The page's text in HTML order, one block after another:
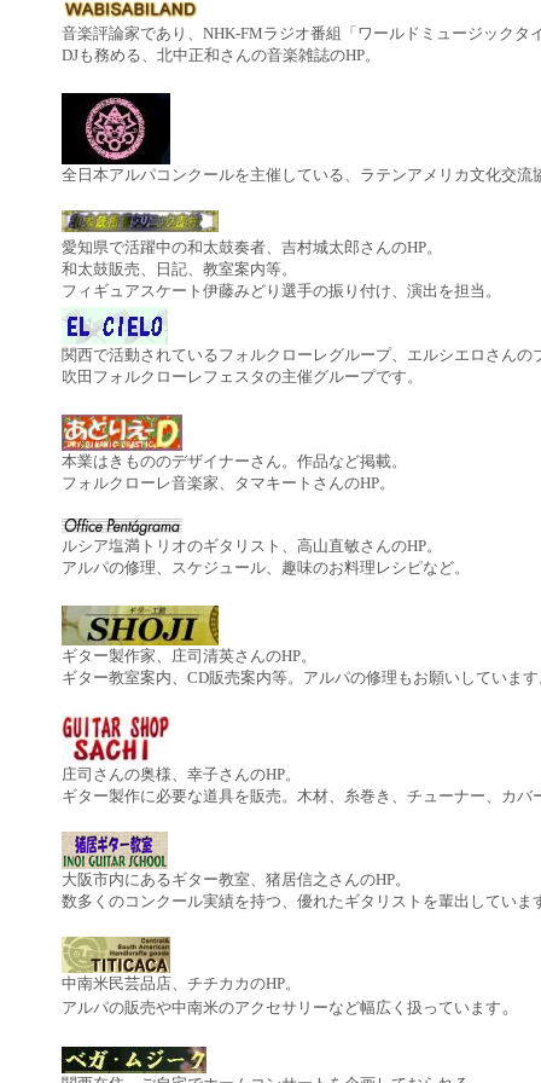
音楽評論家であり、NHK-FMラジオ番組「ワールドミュージックタ
DJも務める、北中正和さんの音楽雑誌のHP。
全日本アルパコンクールを主催している、ラテンアメリカ文化交流
愛知県で活躍中の和太鼓奏者、吉村城太郎さんのHP。
和太鼓販売、日記、教室案内等。
フィギュアスケート伊藤みどり選手の振り付け、演出を担当。
関西で活動されているフォルクローレグループ、エルシエロさんの
吹田フォルクローレフェスタの主催グループです。
本業はきもののデザイナーさん。作品など掲載。
フォルクローレ音楽家、タマキートさんのHP。
ルシア塩満トリオのギタリスト、高山直敏さんのHP。
アルパの修理、スケジュール、趣味のお料理レシピなど。
ギター製作家、庄司清英さんのHP。
ギター教室案内、CD販売案内等。アルパの修理もお願いしています
庄司さんの奥様、幸子さんのHP。
ギター製作に必要な道具を販売。木材、糸巻き、チューナー、カバ
大阪市内にあるギター教室、猪居信之さんのHP。
数多くのコンクール実績を持つ、優れたギタリストを輩出していま
中南米民芸品店、チチカカのHP。
アルパの販売や中南米のアクセサリーなど幅広く扱っています 。